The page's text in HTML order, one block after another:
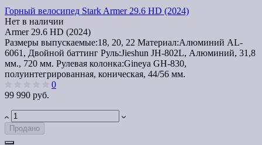
Горный велосипед Stark Armer 29.6 HD (2024)
Нет в наличии
Armer 29.6 HD (2024)
Размеры выпускаемые:18, 20, 22 Материал:Алюминий AL-
6061, Двойной баттинг Руль:Jieshun JH-802L, Алюминий, 31,8
мм., 720 мм. Рулевая колонка:Gineya GH-830,
полуинтегрированная, коническая, 44/56 мм.
0
99 990 руб.
Продано